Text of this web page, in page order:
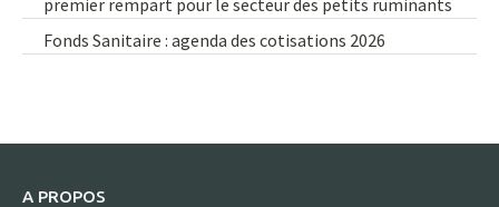
premier rempart pour le secteur des petits ruminants
Fonds Sanitaire : agenda des cotisations 2026
A PROPOS